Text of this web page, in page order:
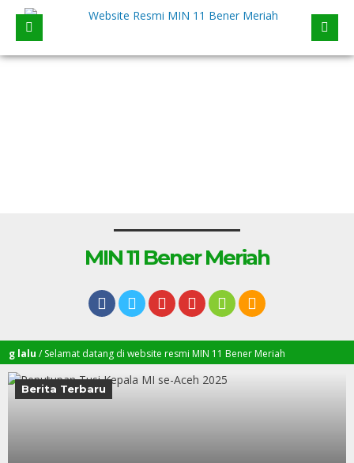
MIN 11 Bener Meriah
lalu/ Selamat datang di website resmi MIN 11 Bener Meriah
Berita Terbaru